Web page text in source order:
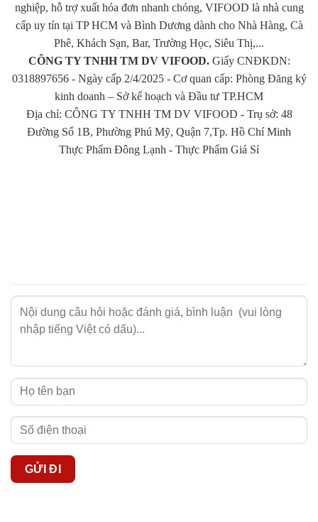
nghiệp, hỗ trợ xuất hóa đơn nhanh chóng, VIFOOD là nhà cung
cấp uy tín tại TP HCM và Bình Dương dành cho Nhà Hàng, Cà
Phê, Khách Sạn, Bar, Trường Học, Siêu Thị,...
CÔNG TY TNHH TM DV VIFOOD.Giấy CNĐKDN:
0318897656 - Ngày cấp 2/4/2025 - Cơ quan cấp: Phòng Đăng ký
kinh doanh – Sở kế hoạch và Đầu tư TP.HCM
Địa chỉ: CÔNG TY TNHH TM DV VIFOOD - Trụ sở: 48
Đường Số 1B, Phường Phú Mỹ, Quận 7,Tp. Hồ Chí Minh
Thực Phẩm Đông Lạnh - Thực Phẩm Giá Sỉ